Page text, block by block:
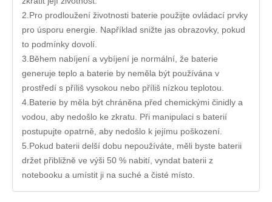
2.Pro prodloužení životnosti baterie použijte ovládací prvky
pro úsporu energie. Například snižte jas obrazovky, pokud
to podmínky dovolí.
3.Během nabíjení a vybíjení je normální, že baterie
generuje teplo a baterie by neměla být používána v
prostředí s příliš vysokou nebo příliš nízkou teplotou.
4.Baterie by měla být chráněna před chemickými činidly a
vodou, aby nedošlo ke zkratu. Při manipulaci s baterií
postupujte opatrně, aby nedošlo k jejímu poškození.
5.Pokud baterii delší dobu nepoužíváte, měli byste baterii
držet přibližně ve výši 50 % nabití, vyndat baterii z
notebooku a umístit ji na suché a čisté místo.